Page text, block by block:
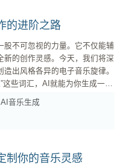
的进阶之路
股不可忽视的力量。它不仅能辅
新的创作灵感。今天，我们将深
出风格各异的电子音乐旋律。
这些词汇，AI就能为你生成一段
品，掌握不同风格、情绪与旋
AI音乐生成
制你的音乐灵感